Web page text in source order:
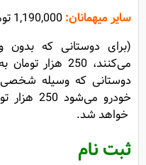
سایر میهمانان:
(برای دوستانی که
می‌کنند، 250
دوستانی که وسیله شخصی
خودرو
خواهد شد.
ثبت نام